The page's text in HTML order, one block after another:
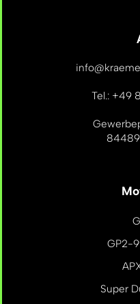
Tel.: +49
GP2-
Super